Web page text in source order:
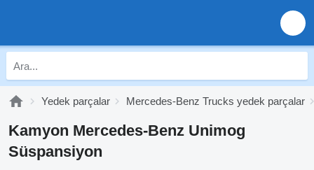
Yedek parçalar Mercedes-Benz Trucks yedek parçalar
Kamyon Mercedes-Benz Unimog
Süspansiyon